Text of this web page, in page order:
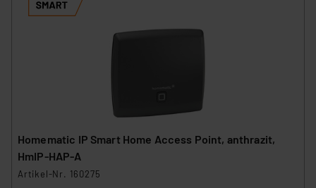
Homematic IP Smart Home Access Point, anthrazit,
HmIP-HAP-A
Artikel-Nr. 160275